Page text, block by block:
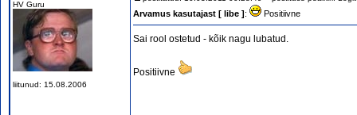
HV Guru
liitunud: 15.08.2006
Arvamus kasutajast [ libe ]: Positiivne
Sai rool ostetud - kõik nagu lubatud.
Positiivne